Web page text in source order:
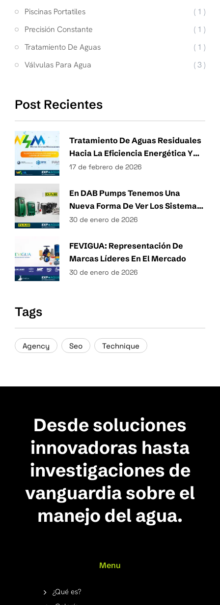
Piscinas Portatiles
( 1 )
Precisión Constante
( 1 )
Tratamiento De Aguas
( 1 )
Válvulas Para Agua
( 3 )
Post Recientes
Tratamiento De Aguas Residuales
Hacia La Eficiencia Energética Y
Técnicas Sostenibles De Gestión
17 de febrero de 2026
En DAB Pumps Tenemos Una
Nueva Forma De Ver Los Sistemas
Hidráulicos.
30 de enero de 2026
FEVIGUA: Representación De
Marcas Líderes En El Mercado
30 de enero de 2026
Tags
Agency Seo Technique
Desde soluciones
innovadoras hasta
investigaciones de
vanguardia sobre el
manejo del agua.
Menu
¿Qué es?